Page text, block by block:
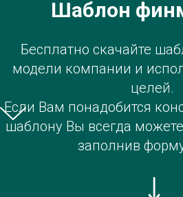
Шаблон
Бесплатно скачайте
модели компании и
целей.
Если Вам понадобится
шаблону Вы всегда
заполнив